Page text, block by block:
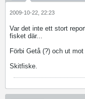
2009-10-22, 22:23
Var det inte ett stort
fisket där...
Förbi Getå (?) och ut
Skitfiske.